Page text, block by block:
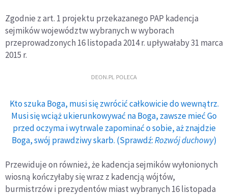
Zgodnie z art. 1 projektu przekazanego PAP kadencja
sejmików województw wybranych w wyborach
przeprowadzonych 16 listopada 2014 r. upływałaby 31 marca
2015 r.
DEON.PL POLECA
Kto szuka Boga, musi się zwrócić całkowicie do wewnątrz.
Musi się wciąż ukierunkowywać na Boga, zawsze mieć Go
przed oczyma i wytrwale zapominać o sobie, aż znajdzie
Boga, swój prawdziwy skarb. (Sprawdź:Rozwój duchowy)
Przewiduje on również, że kadencja sejmików wyłonionych
wiosną kończyłaby się wraz z kadencją wójtów,
burmistrzów i prezydentów miast wybranych 16 listopada